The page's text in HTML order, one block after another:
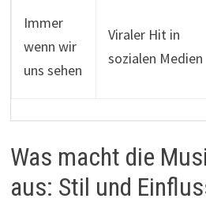
Immer
wenn wir
uns sehen
Viraler Hit in
sozialen Medien
Was macht die
aus: Stil und